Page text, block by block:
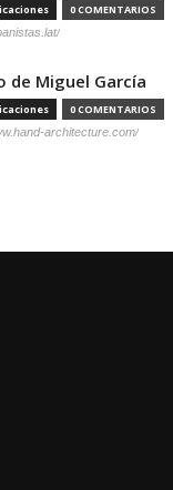
0 COMENTARIOS
de Miguel García
0 COMENTARIOS
architecture.com/